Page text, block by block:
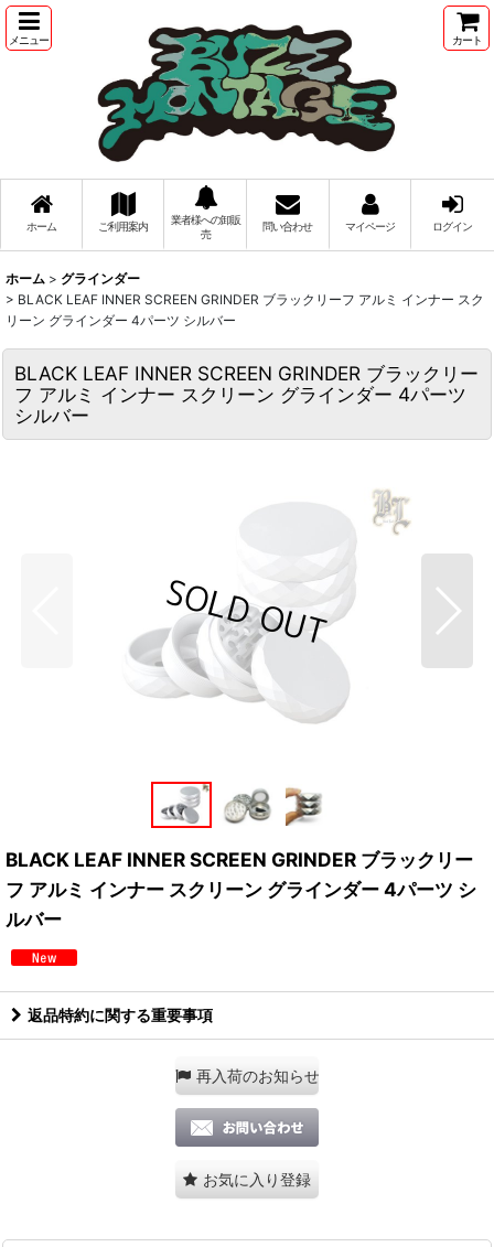
メニュー カート
ホーム ご利用案内
業者様への卸販
売
問い合わせ マイページ ログイン
ホーム > グラインダー
> BLACK LEAF INNER SCREEN GRINDER ブラックリーフ アルミ インナー スク
リーン グラインダー 4パーツ シルバー
BLACK LEAF INNER SCREEN GRINDER ブラックリー
フ アルミ インナー スクリーン グラインダー 4パーツ
シルバー
BLACK LEAF INNER SCREEN GRINDER ブラックリー
フ アルミ インナー スクリーン グラインダー 4パーツ シ
ルバー
返品特約に関する重要事項
再入荷のお知らせ
お気に入り登録